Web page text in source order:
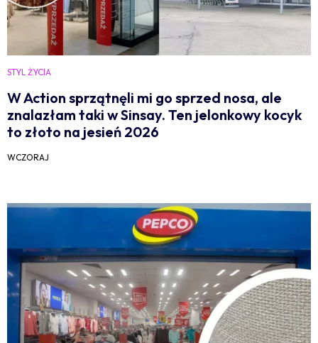
STYL ŻYCIA
W Action sprzątnęli mi go sprzed nosa, ale
znalazłam taki w Sinsay. Ten jelonkowy kocyk
to złoto na jesień 2026
WCZORAJ